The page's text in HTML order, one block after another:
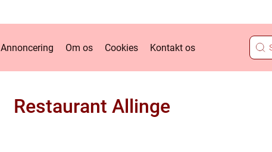
Annoncering Om os Cookies Kontakt os
Restaurant Allinge